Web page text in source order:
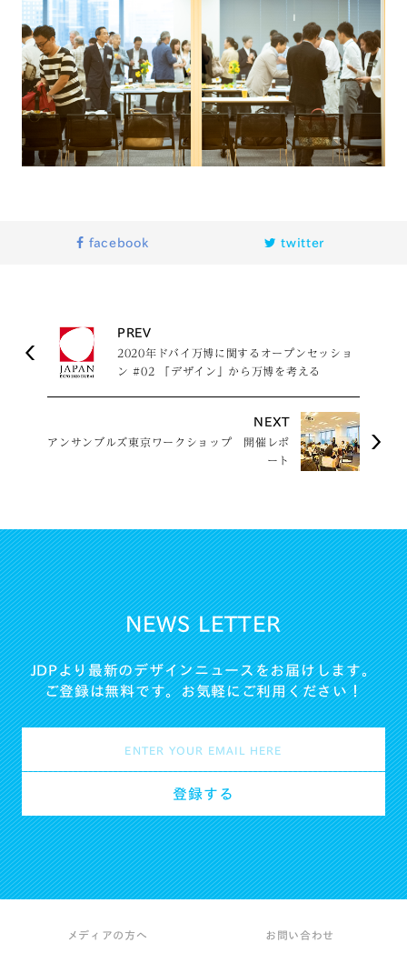
facebook twitter
PREV
2020年ドバイ万博に関するオープンセッショ
ン #02 「デザイン」から万博を考える
NEXT
アンサンブルズ東京ワークショップ 開催レポ
ート
NEWS LETTER
JDPより最新のデザインニュースをお届けします。
ご登録は無料です。お気軽にご利用ください！
メディアの方へ お問い合わせ